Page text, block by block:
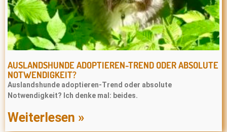
AUSLANDSHUNDE ADOPTIEREN-TREND ODER ABSOLUTE
NOTWENDIGKEIT?
Auslandshunde adoptieren-Trend oder absolute
Notwendigkeit? Ich denke mal: beides.
Weiterlesen »